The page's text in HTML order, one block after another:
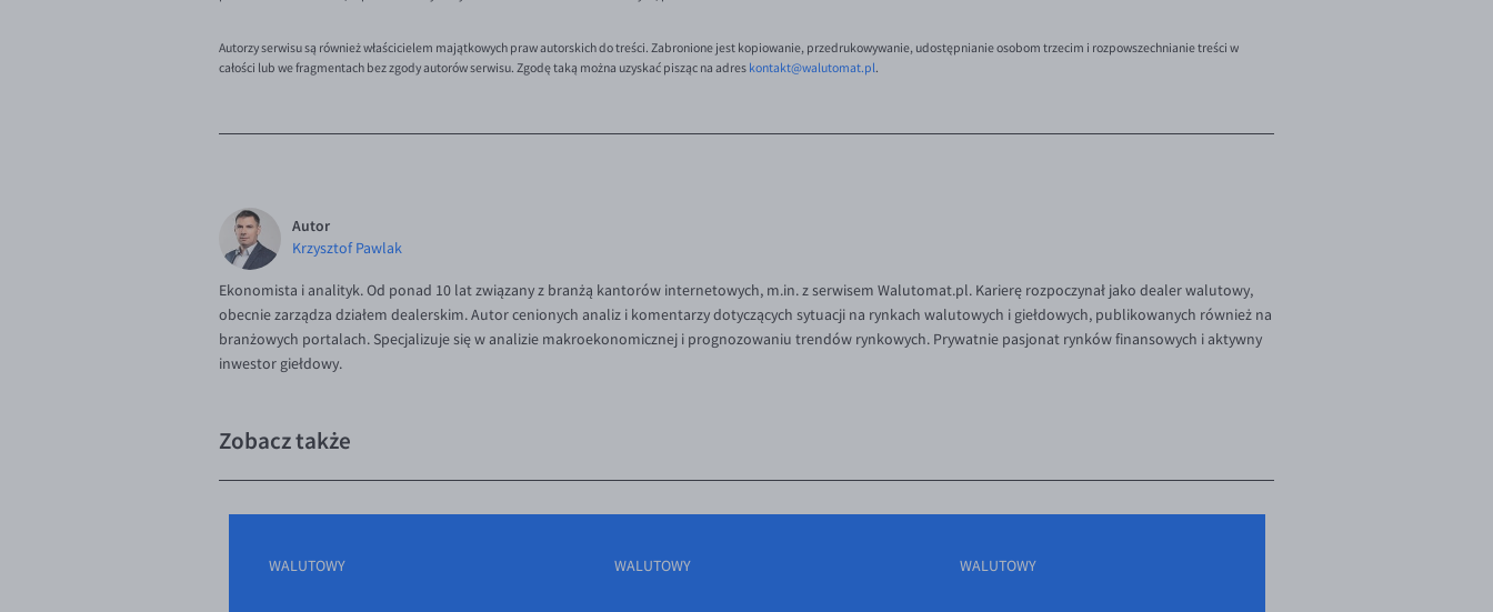
Autorzy serwisu są również właścicielem majątkowych praw autorskich do treści. Zabronione jest kopiowanie, przedrukowywanie, udostępnianie osobom trzecim i rozpowszechnianie treści w
całości lub we fragmentach bez zgody autorów serwisu. Zgodę taką można uzyskać pisząc na adres kontakt@walutomat.pl.
Autor
Krzysztof Pawlak
Ekonomista i analityk. Od ponad 10 lat związany z branżą kantorów internetowych, m.in. z serwisem Walutomat.pl. Karierę rozpoczynał jako dealer walutowy,
obecnie zarządza działem dealerskim. Autor cenionych analiz i komentarzy dotyczących sytuacji na rynkach walutowych i giełdowych, publikowanych również na
branżowych portalach. Specjalizuje się w analizie makroekonomicznej i prognozowaniu trendów rynkowych. Prywatnie pasjonat rynków finansowych i aktywny
inwestor giełdowy.
Zobacz także
WALUTOWY WALUTOWY WALUTOWY